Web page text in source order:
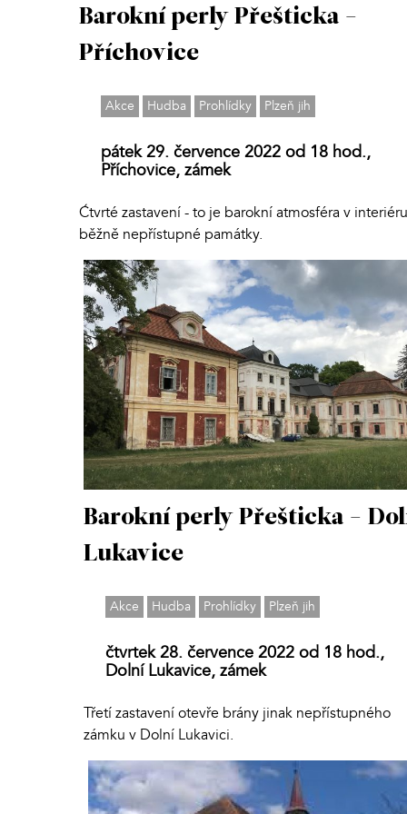
Barokní perly Přešticka -
Příchovice
Akce Hudba Prohlídky Plzeň jih
pátek 29. července 2022 od 18 hod.,
Příchovice, zámek
Ćtvrté zastavení - to je barokní atmosféra v interiéru
běžně nepřístupné památky.
Barokní perly Přešticka -
Lukavice
Akce Hudba Prohlídky Plzeň jih
čtvrtek 28. července 2022 od 18 hod.,
Dolní Lukavice, zámek
Třetí zastavení otevře brány jinak nepřístupného
zámku v Dolní Lukavici.